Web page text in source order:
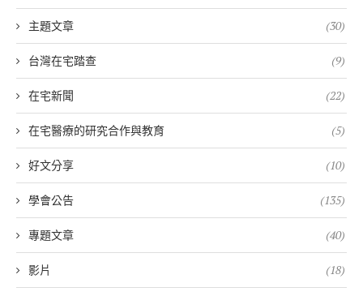
主題文章 (30)
台灣在宅踏查 (9)
在宅新聞 (22)
在宅醫療的研究合作與教育 (5)
好文分享 (10)
學會公告 (135)
專題文章 (40)
影片 (18)